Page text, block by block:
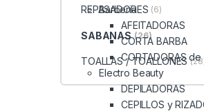
Barberia
AFEITADORAS
CORTA BARBA
CORTADORAS de
Electro Beauty
DEPILADORAS
CEPILLOS y
REPASADORES (6)
SABANAS (26)
TOALLAS / TOALLONES